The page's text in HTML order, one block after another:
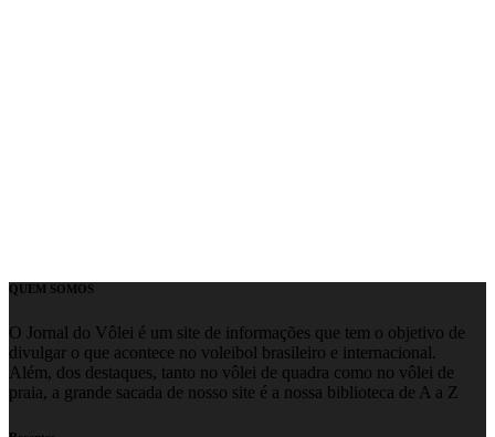
QUEM SOMOS
O Jornal do Vôlei é um site de informações que tem o objetivo de
divulgar o que acontece no voleibol brasileiro e internacional.
Além, dos destaques, tanto no vôlei de quadra como no vôlei de
praia, a grande sacada de nosso site é a nossa biblioteca de A a Z